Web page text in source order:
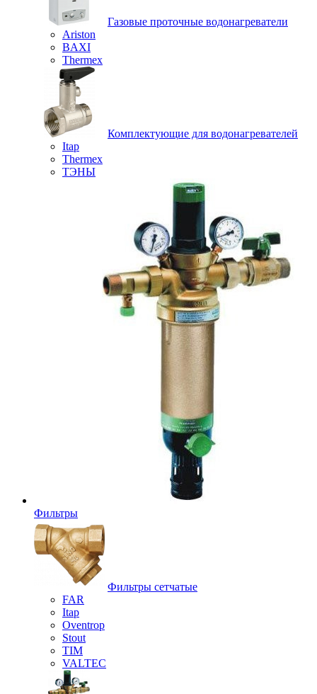
Газовые проточные водонагреватели
Ariston
BAXI
Thermex
Комплектующие для водонагревателей
Itap
Thermex
ТЭНЫ
Фильтры
Фильтры сетчатые
FAR
Itap
Oventrop
Stout
TIM
VALTEC